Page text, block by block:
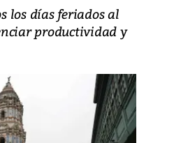
los días feriados al
productividad y